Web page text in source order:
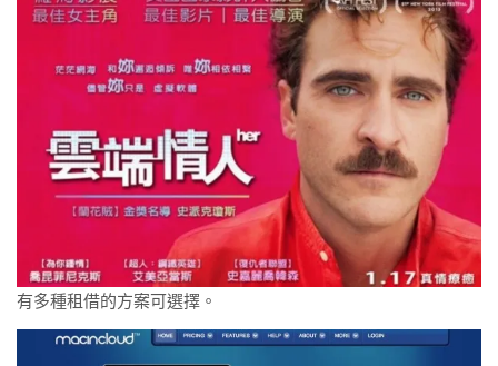
有多種租借的方案可選擇。